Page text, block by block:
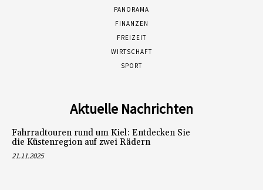
PANORAMA
FINANZEN
FREIZEIT
WIRTSCHAFT
SPORT
Aktuelle Nachrichten
Fahrradtouren rund um Kiel: Entdecken Sie
die Küstenregion auf zwei Rädern
21.11.2025